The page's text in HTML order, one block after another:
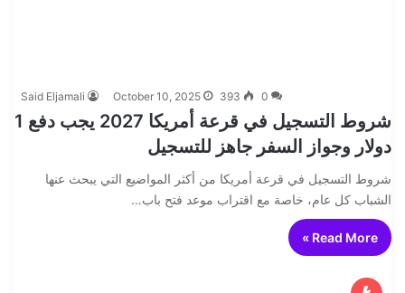
Said Eljamali October 10, 2025 0
393
شروط التسجيل في قرعة أمريكا 2027 يجب دفع 1
دولار وجواز السفر جاهز للتسجيل
شروط التسجيل في قرعة أمريكا من أكثر المواضيع التي يبحث عنها
الشباب كل عام، خاصة مع اقتراب موعد فتح باب…
Read More »